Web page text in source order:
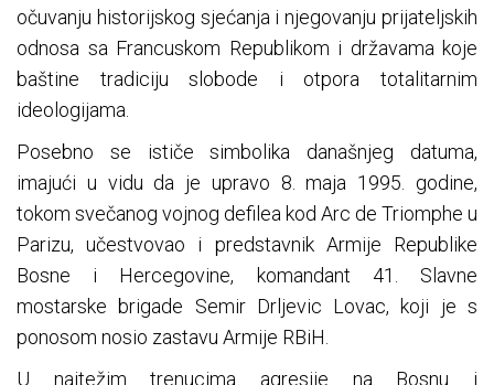
očuvanju historijskog sjećanja i njegovanju prijateljskih
odnosa sa Francuskom Republikom i državama koje
baštine tradiciju slobode i otpora totalitarnim
ideologijama.
Posebno se ističe simbolika današnjeg datuma,
imajući u vidu da je upravo 8. maja 1995. godine,
tokom svečanog vojnog defilea kod Arc de Triomphe u
Parizu, učestvovao i predstavnik Armije Republike
Bosne i Hercegovine, komandant 41. Slavne
mostarske brigade Semir Drljevic Lovac, koji je s
ponosom nosio zastavu Armije RBiH.
U najtežim trenucima agresije na Bosnu i